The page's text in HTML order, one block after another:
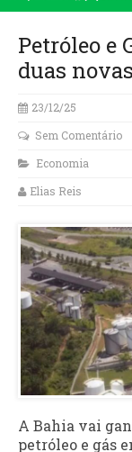
Petróleo e
duas
23/12/25
Sem Comentário
Economia
Elias Reis
A Bahia vai
petróleo e gás